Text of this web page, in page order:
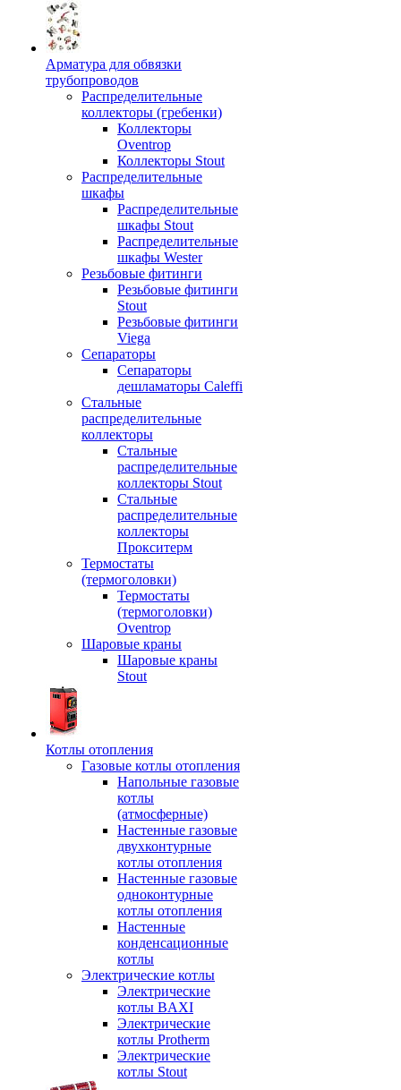
Арматура для обвязки
трубопроводов
Распределительные
коллекторы (гребенки)
Коллекторы
Oventrop
Коллекторы Stout
Распределительные
шкафы
Распределительные
шкафы Stout
Распределительные
шкафы Wester
Резьбовые фитинги
Резьбовые фитинги
Stout
Резьбовые фитинги
Viega
Сепараторы
Сепараторы
дешламаторы Caleffi
Стальные
распределительные
коллекторы
Стальные
распределительные
коллекторы Stout
Стальные
распределительные
коллекторы
Прокситерм
Термостаты
(термоголовки)
Термостаты
(термоголовки)
Oventrop
Шаровые краны
Шаровые краны
Stout
Котлы отопления
Газовые котлы отопления
Напольные газовые
котлы
(атмосферные)
Настенные газовые
двухконтурные
котлы отопления
Настенные газовые
одноконтурные
котлы отопления
Настенные
конденсационные
котлы
Электрические котлы
Электрические
котлы BAXI
Электрические
котлы Protherm
Электрические
котлы Stout